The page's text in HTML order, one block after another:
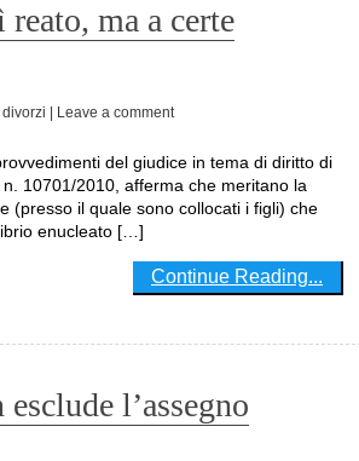
ma a certe
| Leave a comment
10701/2010, afferma che meritano la
(presso il quale sono collocati i figli) che
enucleato […]
Continue Reading...
l’assegno